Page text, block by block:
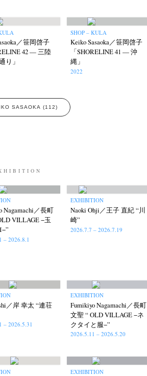
／笹岡啓子
42 — 三陸
り」
SHOP – KULA
Keiko Sasaoka／笹岡啓子
「SHORELINE 41 — 沖
縄」
2022
SASAOKA (112)
Nagamachi／長町
VILLAGE −玉
– 2026.8.1
EXHIBITION
Naoki Ohji／王子 直紀 “川
崎”
2026.7.7 – 2026.7.19
／岸 幸太 “連荘
– 2026.5.31
EXHIBITION
Fumikiyo Nagamachi／長町
文聖 “ OLD VILLAGE −ネ
クタイと服−”
2026.5.11 – 2026.5.20
EXHIBITION